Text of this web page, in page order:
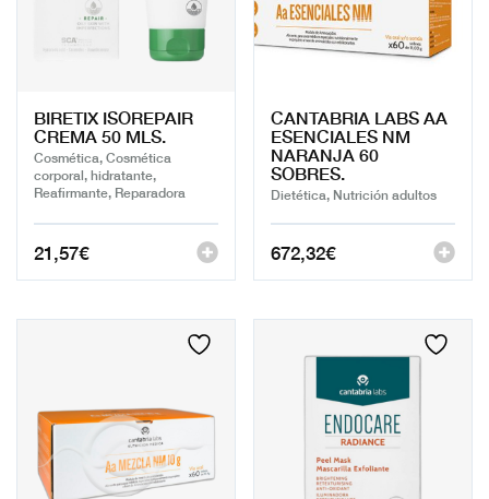
BIRETIX ISOREPAIR
CREMA 50 MLS.
Cosmética, Cosmética
corporal, hidratante,
Reafirmante, Reparadora
21,57€
CANTABRIA LABS AA
ESENCIALES NM
NARANJA 60
SOBRES.
Dietética, Nutrición adultos
672,32€